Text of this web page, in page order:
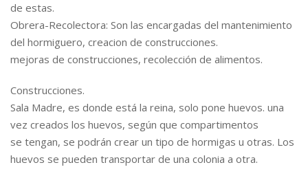
de estas.
Obrera-Recolectora: Son las encargadas del mantenimiento
del hormiguero, creacion de construcciones.
mejoras de construcciones, recolección de alimentos.
Construcciones.
Sala Madre, es donde está la reina, solo pone huevos. una
vez creados los huevos, según que compartimentos
se tengan, se podrán crear un tipo de hormigas u otras. Los
huevos se pueden transportar de una colonia a otra.